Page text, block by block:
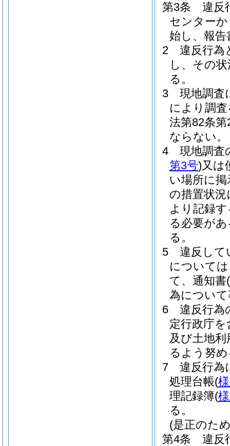
第3条
違反
センター
始し、報告
2
違反行為
し、その
る。
3
現地調査
により調
法第82条
ならない。
4
現地調査
第3号)又は
い場所に
の措置状
より記録
る必要が
る。
5
違反して
について
て、通知書(
為につい
6
違反行為
定行政庁を
及び土地
るよう努
7
違反行為
処理台帳(
理記録簿(
る。
(是正のた
第4条
違反